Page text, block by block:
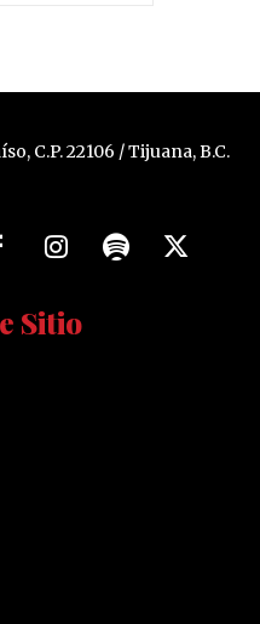
C.P. 22106 / Tijuana, B.C.
Sitio